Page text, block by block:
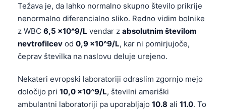
Težava je, da lahko normalno skupno število prikrije
nenormalno diferencialno sliko. Redno vidim bolnike
z WBC 6,5 ×10^9/L vendar z absolutnim številom
nevtrofilcev od 0,9 ×10^9/L, kar ni pomirjujoče,
čeprav številka na naslovu deluje urejeno.
Nekateri evropski laboratoriji odraslim zgornjo mejo
določijo pri 10,0 ×10^9/L, številni ameriški
ambulantni laboratoriji pa uporabljajo 10.8 ali 11.0. To